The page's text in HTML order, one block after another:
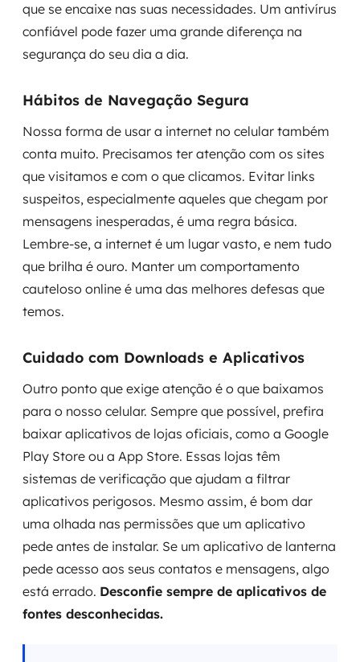
que se encaixe nas suas necessidades. Um antivírus
confiável pode fazer uma grande diferença na
segurança do seu dia a dia.
Hábitos de Navegação Segura
Nossa forma de usar a internet no celular também
conta muito. Precisamos ter atenção com os sites
que visitamos e com o que clicamos. Evitar links
suspeitos, especialmente aqueles que chegam por
mensagens inesperadas, é uma regra básica.
Lembre-se, a internet é um lugar vasto, e nem tudo
que brilha é ouro. Manter um comportamento
cauteloso online é uma das melhores defesas que
temos.
Cuidado com Downloads e Aplicativos
Outro ponto que exige atenção é o que baixamos
para o nosso celular. Sempre que possível, prefira
baixar aplicativos de lojas oficiais, como a Google
Play Store ou a App Store. Essas lojas têm
sistemas de verificação que ajudam a filtrar
aplicativos perigosos. Mesmo assim, é bom dar
uma olhada nas permissões que um aplicativo
pede antes de instalar. Se um aplicativo de lanterna
pede acesso aos seus contatos e mensagens, algo
está errado. Desconfie sempre de aplicativos de
fontes desconhecidas.